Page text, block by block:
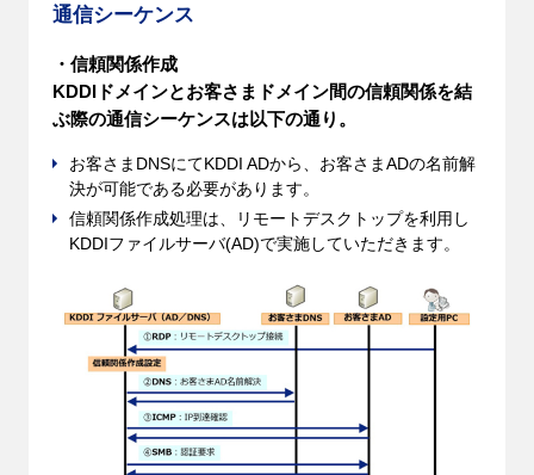
通信シーケンス
・信頼関係作成
KDDIドメインとお客さまドメイン間の信頼関係を結
ぶ際の通信シーケンスは以下の通り。
お客さまDNSにてKDDI ADから、お客さまADの名前解
決が可能である必要があります。
信頼関係作成処理は、リモートデスクトップを利用し
KDDIファイルサーバ(AD)で実施していただきます。